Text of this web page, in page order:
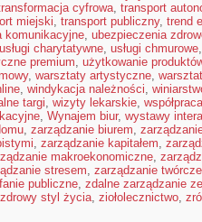
cyfrowa, transport
miejski, transport publiczny, trend
komunikacyjne, ubezpieczenia
usługi charytatywne, usługi chmurowe
premium, użytkowanie
, warsztaty artystyczne,
, windykacja należności,
targi, wizyty lekarskie,
, Wynajem biur, wystawy
, zarządzanie biurem,
, zarządzanie kapitałem,
makroekonomiczne,
stresem, zarządzanie twórcze
publiczne, zdalne zarządzanie
zdrowy styl życia, ziołolecznictwo,